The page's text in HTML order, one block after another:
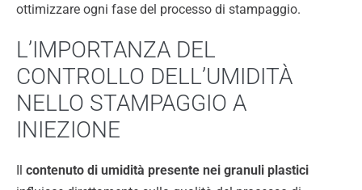
ottimizzare ogni fase del processo di stampaggio.
L’IMPORTANZA DEL
CONTROLLO DELL’UMIDITÀ
NELLO STAMPAGGIO A
INIEZIONE
Il contenuto di umidità presente nei granuli plastici